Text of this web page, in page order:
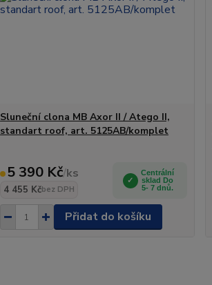
Sluneční clona MB Axor II / Atego II,
standart roof, art. 5125AB/komplet
5 390 Kč/ks
4 455 Kčbez DPH
Centrální
sklad Do
5- 7 dnů.
Přidat do košíku